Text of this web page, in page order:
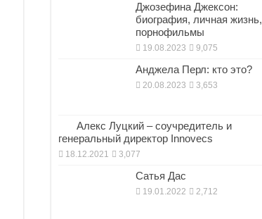
Джозефина Джексон:
биография, личная жизнь,
порнофильмы
19.08.2023 9,075
Анджела Перл: кто это?
20.08.2023 3,653
Алекс Луцкий – соучредитель и
генеральный директор Innovecs
18.12.2021 3,077
Сатья Дас
19.01.2022 2,712